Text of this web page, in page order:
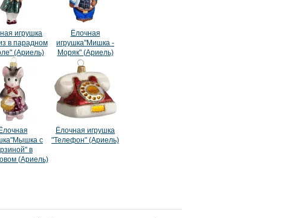
игрушка
в парадном
(Ариель)
Ёлочная
игрушка"Мишка -
Моряк" (Ариель)
Ёлочная
с
в
(Ариель)
Ёлочная игрушка
"Телефон" (Ариель)